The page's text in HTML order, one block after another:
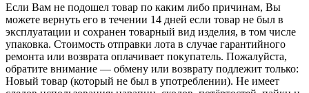
Если Вам не подошел товар по каким либо причинам, Вы
можете вернуть его в течении 14 дней если товар не был в
эксплуатации и сохранен товарный вид изделия, в том числе
упаковка. Стоимость отправки лота в случае гарантийного
ремонта или возврата оплачивает покупатель. Пожалуйста,
обратите внимание — обмену или возврату подлежит только:
Новый товар (который не был в употреблении). Не имеет